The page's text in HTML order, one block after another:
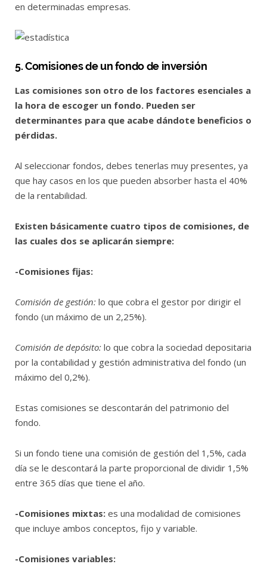
en determinadas empresas.
5. Comisiones de un fondo de inversión
Las comisiones son otro de los factores esenciales a
la hora de escoger un fondo. Pueden ser
determinantes para que acabe dándote beneficios o
pérdidas.
Al seleccionar fondos, debes tenerlas muy presentes, ya
que hay casos en los que pueden absorber hasta el 40%
de la rentabilidad.
Existen básicamente cuatro tipos de comisiones, de
las cuales dos se aplicarán siempre:
-Comisiones fijas:
Comisión de gestión: lo que cobra el gestor por dirigir el
fondo (un máximo de un 2,25%).
Comisión de depósito: lo que cobra la sociedad depositaria
por la contabilidad y gestión administrativa del fondo (un
máximo del 0,2%).
Estas comisiones se descontarán del patrimonio del
fondo.
Si un fondo tiene una comisión de gestión del 1,5%, cada
día se le descontará la parte proporcional de dividir 1,5%
entre 365 días que tiene el año.
-Comisiones mixtas: es una modalidad de comisiones
que incluye ambos conceptos, fijo y variable.
-Comisiones variables: